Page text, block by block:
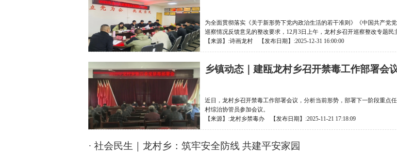
为全面贯彻落实《关于新形势下党内政治生活的若干准则》《中国共产党
巡察情况反馈意见的整改要求，12月3日上午，龙村乡召开巡察整改专题民
【来源】:诗画龙村 【发布日期】:2025-12-31 16:00:00
乡镇动态｜建瓯龙村乡召开禁毒工作部署会
近日，龙村乡召开禁毒工作部署会议，分析当前形势，部署下一阶段重点
村综治协管员参加会议。
【来源】:龙村乡禁毒办 【发布日期】:2025-11-21 17:18:09
· 社会民生｜龙村乡：筑牢安全防线 共建平安家园